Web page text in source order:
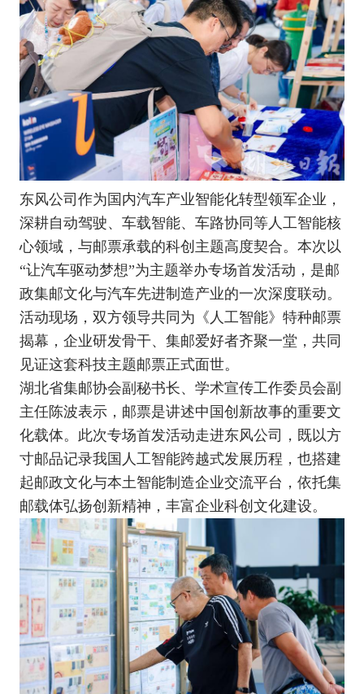
东风公司作为国内汽车产业智能化转型领军企业，
深耕自动驾驶、车载智能、车路协同等人工智能核
心领域，与邮票承载的科创主题高度契合。本次以
“让汽车驱动梦想”为主题举办专场首发活动，是邮
政集邮文化与汽车先进制造产业的一次深度联动。
活动现场，双方领导共同为《人工智能》特种邮票
揭幕，企业研发骨干、集邮爱好者齐聚一堂，共同
见证这套科技主题邮票正式面世。
湖北省集邮协会副秘书长、学术宣传工作委员会副
主任陈波表示，邮票是讲述中国创新故事的重要文
化载体。此次专场首发活动走进东风公司，既以方
寸邮品记录我国人工智能跨越式发展历程，也搭建
起邮政文化与本土智能制造企业交流平台，依托集
邮载体弘扬创新精神，丰富企业科创文化建设。